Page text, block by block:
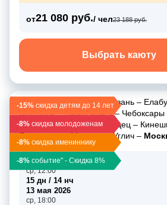
от21 080 руб./ чел23 188 руб.
Выбрать каюту
-15% скидка детям до 14 лет
-8% скидка молодоженам
-8% скидка имениннику
-8% событие" - Скидка 8%
Нижний Новгород –Казань –
Дюртюли–Нижнекамск– Чебоксары
Нижний Новгород–Городец –
Ярославль–Мышкин–Углич –
29 апр 2026
ср, 12:00
15 дн / 14 нч
13 мая 2026
ср, 18:00